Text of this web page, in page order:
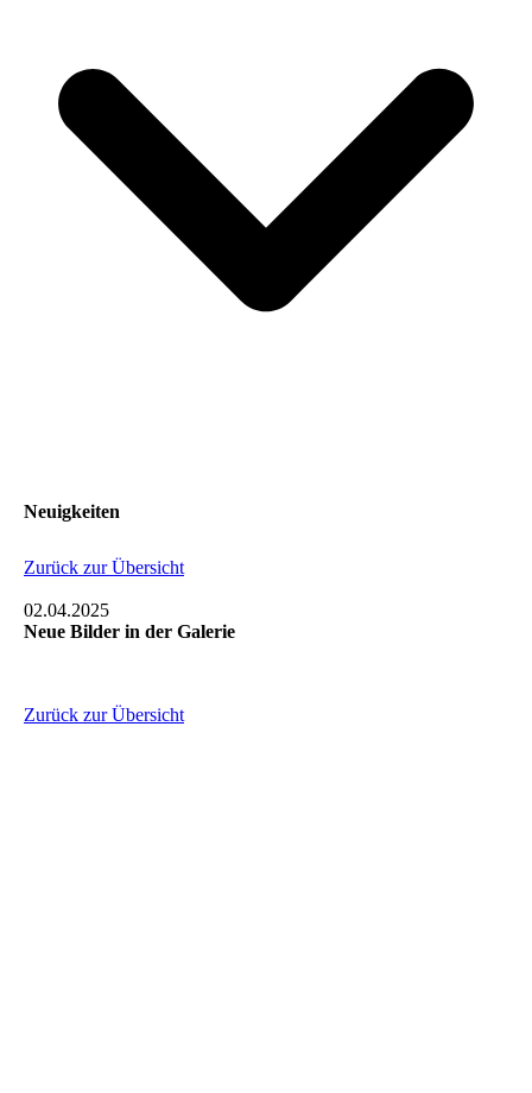
Neuigkeiten
Zurück zur Übersicht
02.04.2025
Neue Bilder in der Galerie
Zurück zur Übersicht